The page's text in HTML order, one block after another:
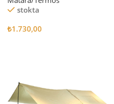
stokta
₺1.730,00